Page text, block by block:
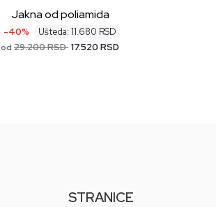
Jakna od poliamida
-40% Ušteda: 11.680 RSD
od 29.200 RSD 17.520 RSD
STRANICE